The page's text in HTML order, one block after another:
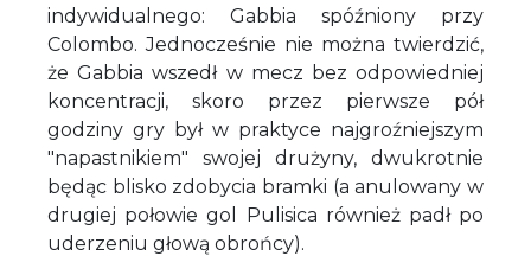
indywidualnego: Gabbia spóźniony przy
Colombo. Jednocześnie nie można twierdzić,
że Gabbia wszedł w mecz bez odpowiedniej
koncentracji, skoro przez pierwsze pół
godziny gry był w praktyce najgroźniejszym
"napastnikiem" swojej drużyny, dwukrotnie
będąc blisko zdobycia bramki (a anulowany w
drugiej połowie gol Pulisica również padł po
uderzeniu głową obrońcy).